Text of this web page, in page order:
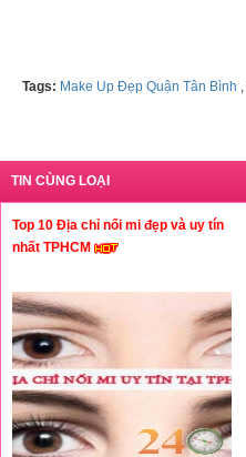
Tags: Make Up Đẹp Quận Tân Bình ,
TIN CÙNG LOẠI
Top 10 Địa chỉ nối mi đẹp và uy tín
nhất TPHCM